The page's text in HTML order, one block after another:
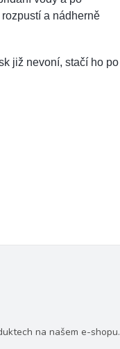
a nádherně
již nevoní, stačí ho po
na našem e-shopu.